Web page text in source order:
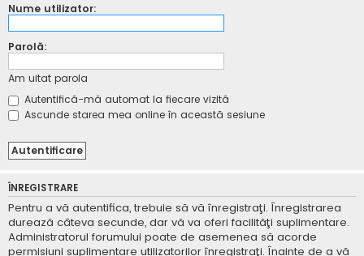
Nume utilizator:
Parolă:
Am uitat parola
Autentifică-mă automat la fiecare vizită
Ascunde starea mea online în această sesiune
ÎNREGISTRARE
Pentru a vă autentifica, trebuie să vă înregistraţi. Înregistrarea
durează câteva secunde, dar vă va oferi facilităţi suplimentare.
Administratorul forumului poate de asemenea să acorde
permisiuni suplimentare utilizatorilor înregistraţi. Înainte de a vă